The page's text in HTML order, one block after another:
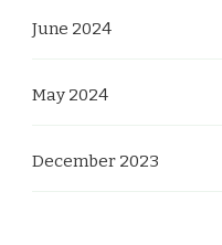
June 2024
May 2024
December 2023